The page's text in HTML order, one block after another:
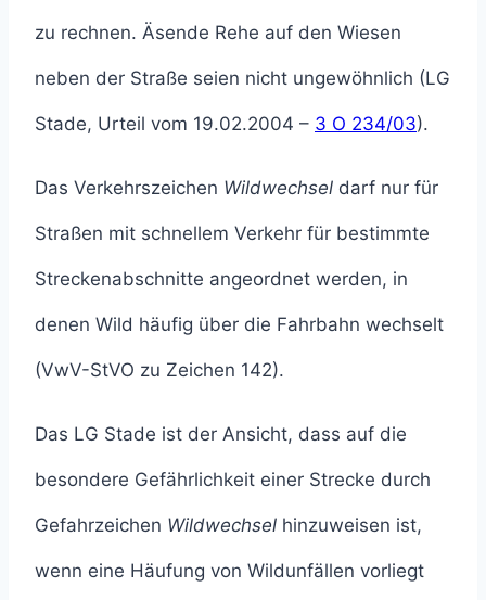
zu rechnen. Äsende Rehe auf den Wiesen
neben der Straße seien nicht ungewöhnlich (LG
Stade, Urteil vom 19.02.2004 – 3 O 234/03).
Das Verkehrszeichen Wildwechsel darf nur für
Straßen mit schnellem Verkehr für bestimmte
Streckenabschnitte angeordnet werden, in
denen Wild häufig über die Fahrbahn wechselt
(VwV-StVO zu Zeichen 142).
Das LG Stade ist der Ansicht, dass auf die
besondere Gefährlichkeit einer Strecke durch
Gefahrzeichen Wildwechsel hinzuweisen ist,
wenn eine Häufung von Wildunfällen vorliegt